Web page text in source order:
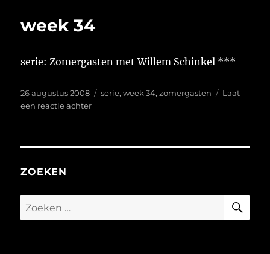
week 34
serie:Zomergasten met Willem Schinkel ***
Geplaatst
op
26 augustus 2008 Tags
serie,week 34,zomergasten
Laat
een reactie achterop
ZOEKEN
Zoeken
naar: